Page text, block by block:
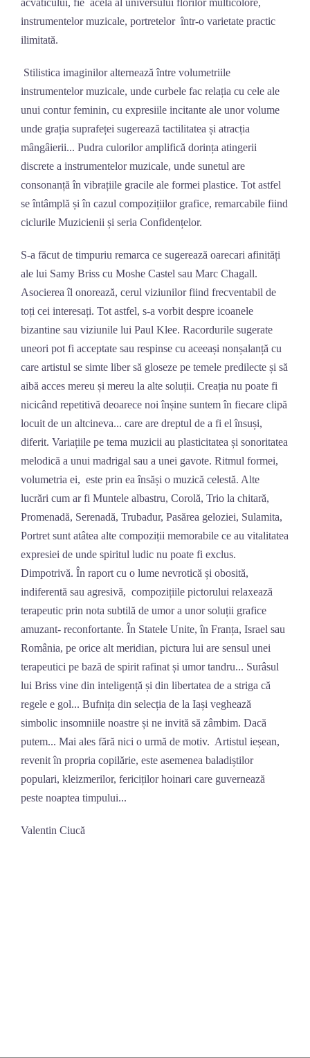
acvaticului, fie acela al universului florilor multicolore,
instrumentelor muzicale, portretelor într-o varietate practic
ilimitată.
Stilistica imaginilor alternează între volumetriile
instrumentelor muzicale, unde curbele fac relația cu cele ale
unui contur feminin, cu expresiile incitante ale unor volume
unde grația suprafeței sugerează tactilitatea și atracția
mângâierii... Pudra culorilor amplifică dorința atingerii
discrete a instrumentelor muzicale, unde sunetul are
consonanță în vibrațiile gracile ale formei plastice. Tot astfel
se întâmplă și în cazul compozițiilor grafice, remarcabile fiind
ciclurile Muzicienii și seria Confidențelor.
S-a făcut de timpuriu remarca ce sugerează oarecari afinități
ale lui Samy Briss cu Moshe Castel sau Marc Chagall.
Asocierea îl onorează, cerul viziunilor fiind frecventabil de
toți cei interesați. Tot astfel, s-a vorbit despre icoanele
bizantine sau viziunile lui Paul Klee. Racordurile sugerate
uneori pot fi acceptate sau respinse cu aceeași nonșalanță cu
care artistul se simte liber să gloseze pe temele predilecte și să
aibă acces mereu și mereu la alte soluții. Creația nu poate fi
nicicând repetitivă deoarece noi înșine suntem în fiecare clipă
locuit de un altcineva... care are dreptul de a fi el însuși,
diferit. Variațiile pe tema muzicii au plasticitatea și sonoritatea
melodică a unui madrigal sau a unei gavote. Ritmul formei,
volumetria ei, este prin ea însăși o muzică celestă. Alte
lucrări cum ar fi Muntele albastru, Corolă, Trio la chitară,
Promenadă, Serenadă, Trubadur, Pasărea geloziei, Sulamita,
Portret sunt atâtea alte compoziții memorabile ce au vitalitatea
expresiei de unde spiritul ludic nu poate fi exclus.
Dimpotrivă. În raport cu o lume nevrotică și obosită,
indiferentă sau agresivă, compozițiile pictorului relaxează
terapeutic prin nota subtilă de umor a unor soluții grafice
amuzant- reconfortante. În Statele Unite, în Franța, Israel sau
România, pe orice alt meridian, pictura lui are sensul unei
terapeutici pe bază de spirit rafinat și umor tandru... Surâsul
lui Briss vine din inteligență și din libertatea de a striga că
regele e gol... Bufnița din selecția de la Iași veghează
simbolic insomniile noastre și ne invită să zâmbim. Dacă
putem... Mai ales fără nici o urmă de motiv. Artistul ieșean,
revenit în propria copilărie, este asemenea baladiștilor
populari, kleizmerilor, fericiților hoinari care guvernează
peste noaptea timpului...
Valentin Ciucă